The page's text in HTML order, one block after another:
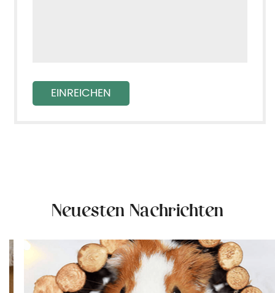
Neuesten Nachrichten